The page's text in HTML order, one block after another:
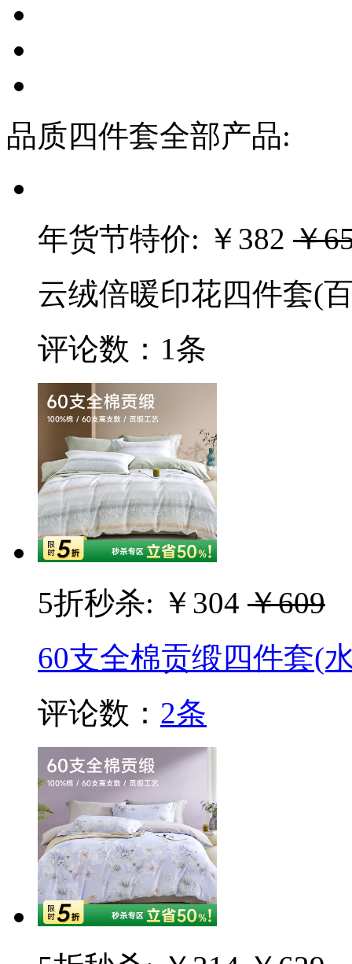
品质四件套全部产品:
年货节特价: ￥382 ￥
云绒倍暖印花四件套(
评论数： 1条
5折秒杀: ￥304 ￥609
60支全棉贡缎四件套(
评论数： 2条